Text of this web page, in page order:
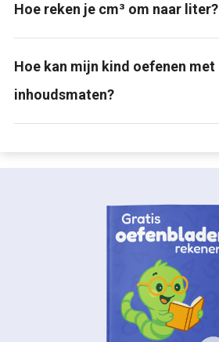
Hoe reken je cm³ om naar liter?
Hoe kan mijn kind oefenen met
inhoudsmaten?